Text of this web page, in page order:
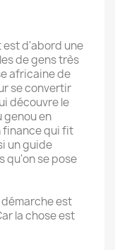
est d'abord une
de gens très
africaine de
se convertir
découvre le
genou en
finance qui fit
un guide
qu'on se pose
est
la chose est